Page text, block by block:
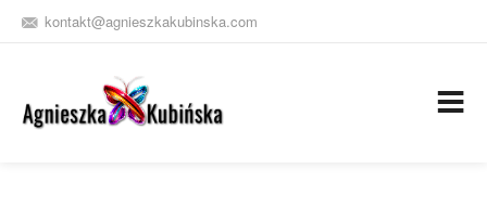
kontakt@agnieszkakubinska.com
ZNAJDZ